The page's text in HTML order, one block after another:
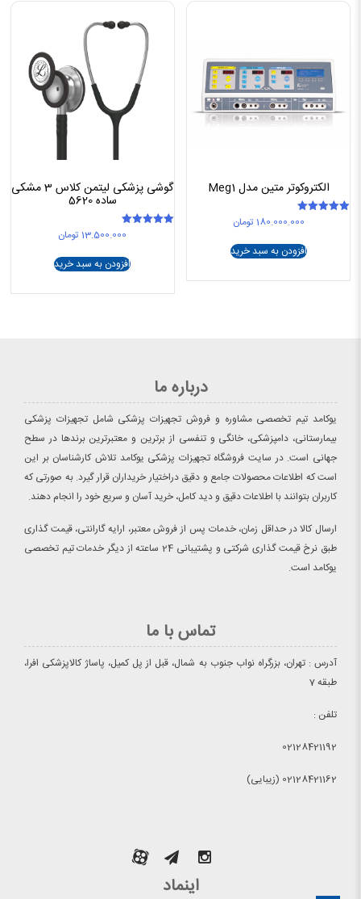
الکتروکوتر متین مدل Meg1
180.000.000 تومان
افزودن به سبد خرید
گوشی پزشکی لیتمن کلاس 3 مشکی
ساده 5620
13.500.000 تومان
افزودن به سبد خرید
درباره ما
یوکامد تیم تخصصی مشاوره و فروش تجهیزات پزشکی شامل تجهیزات پزشکی
بیمارستانی، دامپزشکی، خانگی و تنفسی از برترین و معتبرترین برندها در سطح
جهانی است. در سایت فروشگاه تجهیزات پزشکی یوکامد تلاش کارشناسان بر این
است که اطلاعات محصولات جامع و دقیق دراختیار خریداران قرار گیرد. به صورتی که
کاربران بتوانند با اطلاعات دقیق و دید کامل، خرید آسان و سریع خود را انجام دهند.
ارسال کالا در حداقل زمان، خدمات پس از فروش معتبر، ارایه گارانتی، قیمت گذاری
طبق نرخ قیمت گذاری شرکتی و پشتیبانی 24 ساعته از دیگر خدمات تیم تخصصی
یوکامد است.
تماس با ما
آدرس : تهران، بزرگراه نواب جنوب به شمال، قبل از پل کمیل، پاساژ کالاپزشکی افرا،
طبقه 7
تلفن :
02128421192
02128421162 (زیبایی)
اینماد